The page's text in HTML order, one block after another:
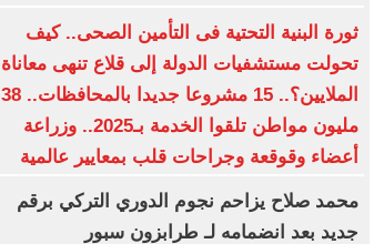
ثورة البنية التحتية فى التأمين الصحى.. كيف
تحولت مستشفيات الدولة إلى قلاع تنهى معاناة
الملايين؟.. 15 مشروعا جديدا بالمحافظات.. 38
مليون مواطن تلقوا الخدمة بـ2025.. وزراعة
أعضاء وقوقعة وجراحات قلب بمعايير عالمية
محمد صلاح يزاحم نجوم الدوري التركي برقم
جديد بعد انضمامه لـ طرابزون سبور